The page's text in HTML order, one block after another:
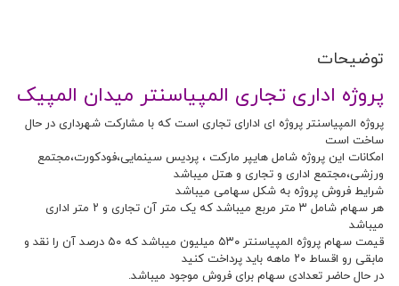
توضیحات
پروژه اداری تجاری المپیاسنتر میدان المپیک
پروژه المپیاسنتر پروژه ای ادارای تجاری است که با مشارکت شهرداری در حال
ساخت است
امکانات این پروژه شامل هایپر مارکت ، پردیس سینمایی،فودکورت،مجتمع
ورزشی،مجتمع اداری و تجاری و هتل میباشد
شرایط فروش پروژه به شکل سهامی میباشد
هر سهام شامل ۳ متر مربع میباشد که یک متر آن تجاری و ۲ متر اداری
میباشد
قیمت سهام پروژه المپیاسنتر ۵۳۰ میلیون میباشد که ۵۰ درصد آن را نقد و
مابقی رو اقساط ۲۰ ماهه باید پرداخت کنید
در حال حاضر تعدادی سهام برای فروش موجود میباشد.